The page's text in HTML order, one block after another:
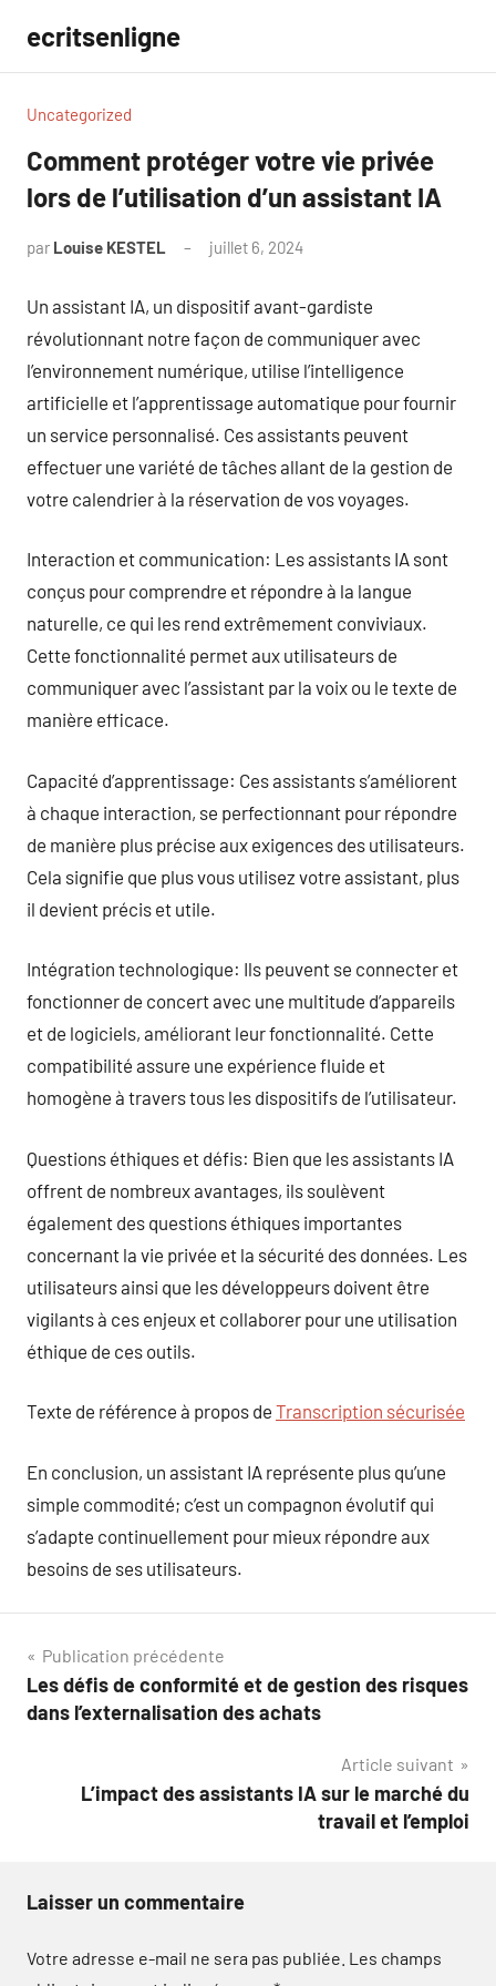
contenu
ecritsenligne
Uncategorized
Comment protéger votre vie privée
lors de l’utilisation d’un assistant IA
par Louise KESTEL juillet 6, 2024
Un assistant IA, un dispositif avant-gardiste
révolutionnant notre façon de communiquer avec
l’environnement numérique, utilise l’intelligence
artificielle et l’apprentissage automatique pour fournir
un service personnalisé. Ces assistants peuvent
effectuer une variété de tâches allant de la gestion de
votre calendrier à la réservation de vos voyages.
Interaction et communication: Les assistants IA sont
conçus pour comprendre et répondre à la langue
naturelle, ce qui les rend extrêmement conviviaux.
Cette fonctionnalité permet aux utilisateurs de
communiquer avec l’assistant par la voix ou le texte de
manière efficace.
Capacité d’apprentissage: Ces assistants s’améliorent
à chaque interaction, se perfectionnant pour répondre
de manière plus précise aux exigences des utilisateurs.
Cela signifie que plus vous utilisez votre assistant, plus
il devient précis et utile.
Intégration technologique: Ils peuvent se connecter et
fonctionner de concert avec une multitude d’appareils
et de logiciels, améliorant leur fonctionnalité. Cette
compatibilité assure une expérience fluide et
homogène à travers tous les dispositifs de l’utilisateur.
Questions éthiques et défis: Bien que les assistants IA
offrent de nombreux avantages, ils soulèvent
également des questions éthiques importantes
concernant la vie privée et la sécurité des données. Les
utilisateurs ainsi que les développeurs doivent être
vigilants à ces enjeux et collaborer pour une utilisation
éthique de ces outils.
Texte de référence à propos de Transcription sécurisée
En conclusion, un assistant IA représente plus qu’une
simple commodité; c’est un compagnon évolutif qui
s’adapte continuellement pour mieux répondre aux
besoins de ses utilisateurs.
Navigation
de
Publication précédente
Les défis de conformité et de gestion des risques
dans l’externalisation des achats
Article suivant
L’impact des assistants IA sur le marché du
travail et l’emploi
Laisser un commentaire
Votre adresse e-mail ne sera pas publiée. Les champs